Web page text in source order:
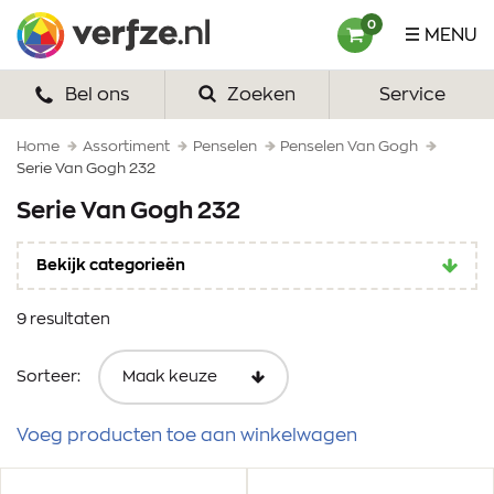
naar
content
MENU
0
HOME
VERF
VERFSETS
TEKENEN
Bel ons Zoeken Service
Home Assortiment Penselen
Penselen Van Gogh
Serie Van Gogh 232
Serie Van Gogh 232
Bekijk categorieën
9 resultaten
Sorteer:
Voeg producten toe aan winkelwagen